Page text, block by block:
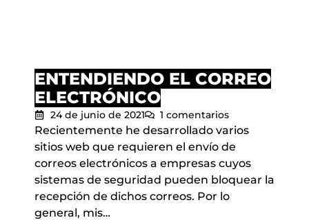
ENTENDIENDO EL CORREO
ELECTRÓNICO
24 de junio de 2021 1 comentarios
Recientemente he desarrollado varios
sitios web que requieren el envío de
correos electrónicos a empresas cuyos
sistemas de seguridad pueden bloquear la
recepción de dichos correos. Por lo
general, mis…